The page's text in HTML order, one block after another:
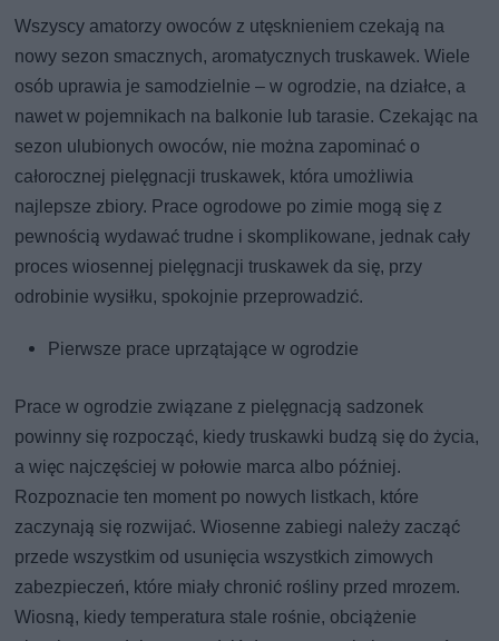
Wszyscy amatorzy owoców z utęsknieniem czekają na
nowy sezon smacznych, aromatycznych truskawek. Wiele
osób uprawia je samodzielnie – w ogrodzie, na działce, a
nawet w pojemnikach na balkonie lub tarasie. Czekając na
sezon ulubionych owoców, nie można zapominać o
całorocznej pielęgnacji truskawek, która umożliwia
najlepsze zbiory. Prace ogrodowe po zimie mogą się z
pewnością wydawać trudne i skomplikowane, jednak cały
proces wiosennej pielęgnacji truskawek da się, przy
odrobinie wysiłku, spokojnie przeprowadzić.
Pierwsze prace uprzątające w ogrodzie
Prace w ogrodzie związane z pielęgnacją sadzonek
powinny się rozpocząć, kiedy truskawki budzą się do życia,
a więc najczęściej w połowie marca albo później.
Rozpoznacie ten moment po nowych listkach, które
zaczynają się rozwijać. Wiosenne zabiegi należy zacząć
przede wszystkim od usunięcia wszystkich zimowych
zabezpieczeń, które miały chronić rośliny przed mrozem.
Wiosną, kiedy temperatura stale rośnie, obciążenie